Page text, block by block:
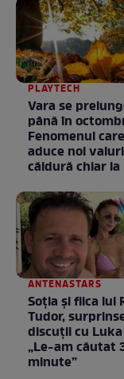
PLAYTECH
Vara se
până în
Fenomenul
aduce noi
căldură chiar la
ANTENASTARS
Soția și fiica lui
Tudor,
discuții cu
„Le-am căutat
minute”